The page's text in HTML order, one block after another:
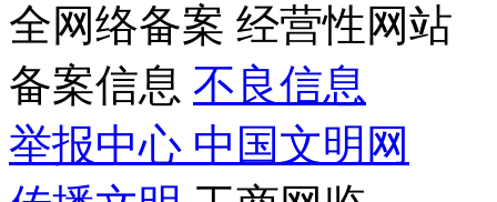
全网络备案 经营性网站
备案信息 不良信息
举报中心 中国文明网